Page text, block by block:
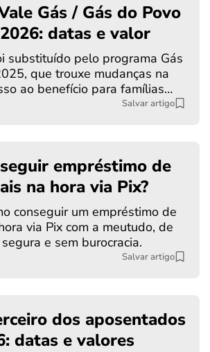
Gás / Gás do Povo
datas e valor
substituído pelo programa Gás
que trouxe mudanças na
ao benefício para famílias…
Salvar artigo
empréstimo de
na hora via Pix?
conseguir um empréstimo de
via Pix com a meutudo, de
e sem burocracia.
Salvar artigo
dos aposentados
datas e valores